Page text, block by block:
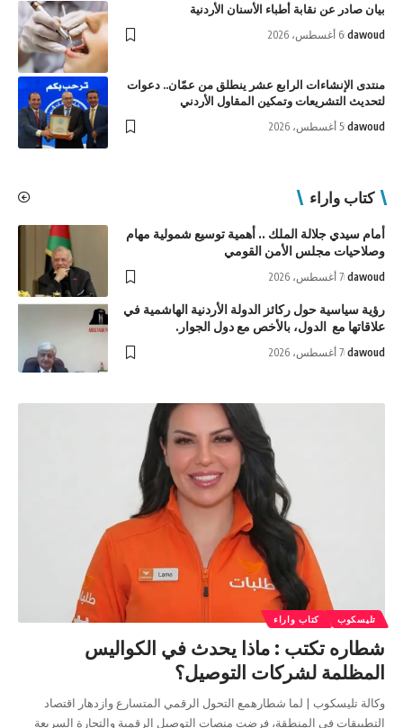
بيان صادر عن نقابة أطباء الأسنان الأردنية
dawoud 6 أغسطس، 2026
منتدى الإنشاءات الرابع عشر ينطلق من عمّان.. دعوات
لتحديث التشريعات وتمكين المقاول الأردني
dawoud 5 أغسطس، 2026
كتاب واراء
أمام سيدي جلالة الملك .. أهمية توسيع شمولية مهام
وصلاحيات مجلس الأمن القومي
dawoud 7 أغسطس، 2026
رؤية سياسية حول ركائز الدولة الأردنية الهاشمية في
علاقاتها مع الدول، بالأخص مع دول الجوار.
dawoud 7 أغسطس، 2026
تليسكوب كتاب واراء
شطاره تكتب : ماذا يحدث في الكواليس
المظلمة لشركات التوصيل؟
وكالة تليسكوب | لما شطارهمع التحول الرقمي المتسارع وازدهار اقتصاد
التطبيقات في المنطقة، فرضت منصات التوصيل الرقمية والتجارة السريعة